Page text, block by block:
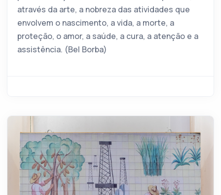
através da arte, a nobreza das atividades que
envolvem o nascimento, a vida, a morte, a
proteção, o amor, a saúde, a cura, a atenção e a
assistência. (Bel Borba)